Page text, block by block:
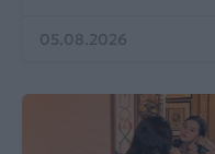
05.08.2026